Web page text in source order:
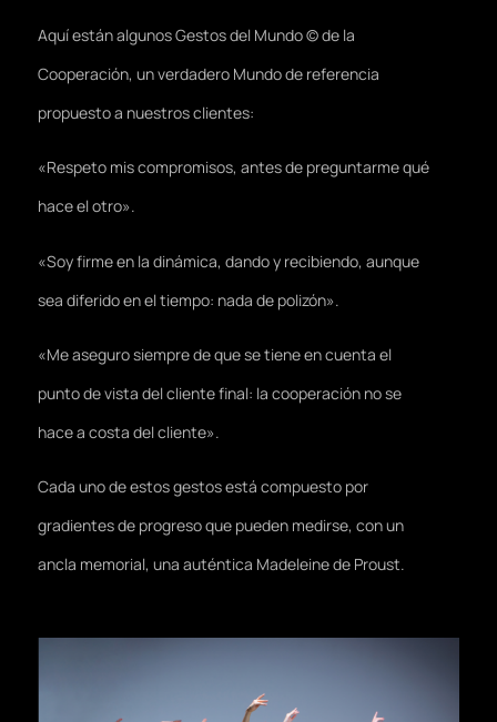
Aquí están algunos Gestos del Mundo © de la
Cooperación, un verdadero Mundo de referencia
propuesto a nuestros clientes:
«Respeto mis compromisos, antes de preguntarme qué
hace el otro».
«Soy firme en la dinámica, dando y recibiendo, aunque
sea diferido en el tiempo: nada de polizón».
«Me aseguro siempre de que se tiene en cuenta el
punto de vista del cliente final: la cooperación no se
hace a costa del cliente».
Cada uno de estos gestos está compuesto por
gradientes de progreso que pueden medirse, con un
ancla memorial, una auténtica Madeleine de Proust.